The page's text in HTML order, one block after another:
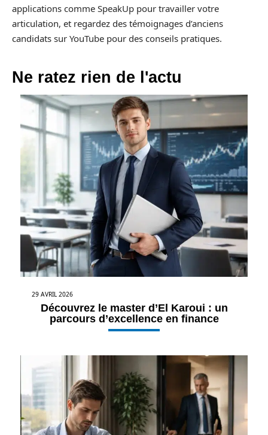
applications comme SpeakUp pour travailler votre
articulation, et regardez des témoignages d’anciens
candidats sur YouTube pour des conseils pratiques.
Ne ratez rien de l'actu
29 AVRIL 2026
Découvrez le master d’El Karoui : un
parcours d’excellence en finance